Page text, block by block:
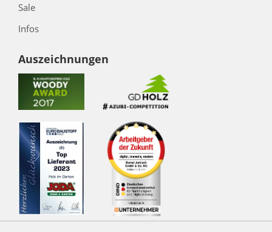
Sale
Infos
Auszeichnungen